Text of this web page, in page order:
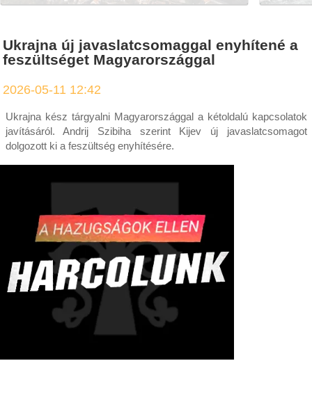
Ukrajna új javaslatcsomaggal enyhítené a
feszültséget Magyarországgal
2026-05-11 12:42
Ukrajna kész tárgyalni Magyarországgal a kétoldalú kapcsolatok
javításáról. Andrij Szibiha szerint Kijev új javaslatcsomagot
dolgozott ki a feszültség enyhítésére.